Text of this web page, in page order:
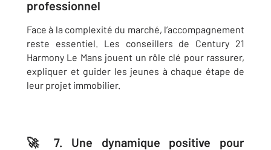
professionnel
Face à la complexité du marché, l’accompagnement
reste essentiel. Les conseillers de Century 21
Harmony Le Mans jouent un rôle clé pour rassurer,
expliquer et guider les jeunes à chaque étape de
leur projet immobilier.
🚀 7. Une dynamique positive pour